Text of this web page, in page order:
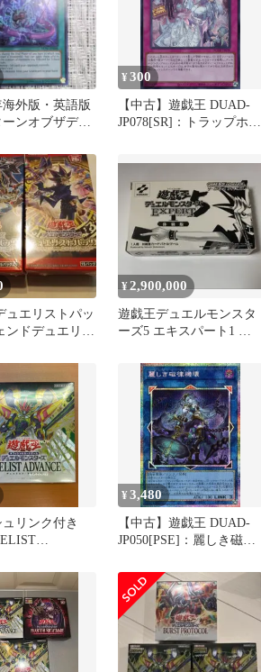
外版・英語版
ンオブザデュ
¥300
【中古】遊戯王 DUAD-
JP078[SR]：トラップホリ
ュエリストパッ
ンドデュエリス
¥2,900,000
遊戯王デュエルモンスタ
ーズ5 エキスパート1 体
ンス
リンク付き
ンス 遊戯王
¥3,480
【中古】遊戯王 DUAD-
JP050[PSE]：麗しき磁律